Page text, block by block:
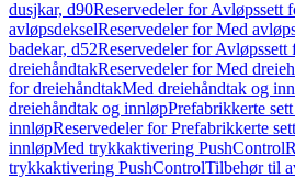
dusjkar, d90Reservedeler for Avløpssett
avløpsdekselReservedeler for Med
badekar, d52Reservedeler for Avløpssett
dreiehåndtakReservedeler for Med
for dreiehåndtakMed dreiehåndtak og
dreiehåndtak og innløpPrefabrikkerte
innløpReservedeler for Prefabrikkerte
innløpMed trykkaktivering PushControl
trykkaktivering PushControlTilbehør til